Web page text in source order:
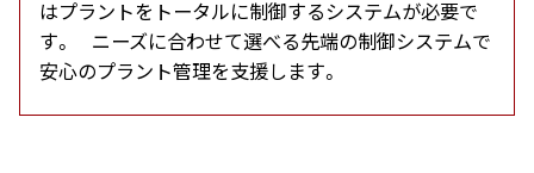
はプラントをトータルに制御するシステムが必要で
す。 ニーズに合わせて選べる先端の制御システムで
安心のプラント管理を支援します。